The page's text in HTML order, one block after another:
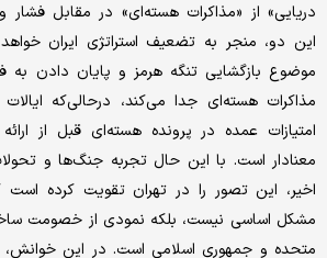
دریایی» از «مذاکرات هسته‌ای» در مقابل فشار
این دو، منجر به تضعیف استراتژی ایران
موضوع بازگشایی تنگه هرمز و پایان دادن به
مذاکرات هسته‌ای جدا می‌کند، درحالی‌که
امتیازات عمده در پرونده هسته‌ای قبل از
معنادار است. با این حال تجربه جنگ‌ها و
اخیر، این تصور را در تهران تقویت کرده
مشکل اساسی نیست، بلکه نمودی از خصومت
متحده و جمهوری اسلامی است. در این خوانش،